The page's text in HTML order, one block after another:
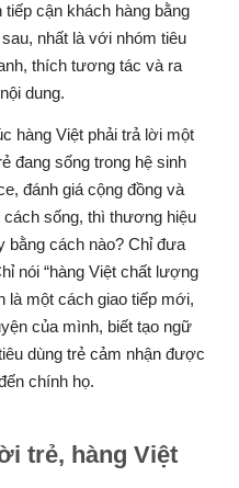
cận khách hàng bằng
nhất là với nhóm tiêu
thích tương tác và ra
dung.
hàng Việt phải trả lời một
đang sống trong hệ sinh
đánh giá cộng đồng và
sống, thì thương hiệu
bằng cách nào? Chỉ đưa
nói “hàng Việt chất lượng
là một cách giao tiếp mới,
của mình, biết tạo ngữ
dùng trẻ cảm nhận được
chính họ.
trẻ, hàng Việt